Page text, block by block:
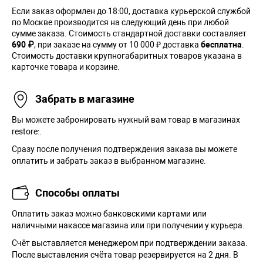
Если заказ оформлен до 18:00, доставка курьерской службой
по Москве производится на следующий день при любой
сумме заказа. Cтоимость стандартной доставки составляет
690 ₽, при заказе на сумму от 10 000 ₽ доставка бесплатна
Стоимость доставки крупногабаритных товаров указана в
карточке товара и корзине.
Забрать в магазине
Вы можете забронировать нужный вам товар в магазинах
restore:.
Сразу после получения подтверждения заказа вы можете
оплатить и забрать заказ в выбранном магазине.
Способы оплаты
Оплатить заказ можно банковскими картами или
наличными накассе магазина или при получении у курьера.
Cчёт выставляется менеджером при подтверждении заказа.
После выставления счёта товар резервируется на 2 дня. В